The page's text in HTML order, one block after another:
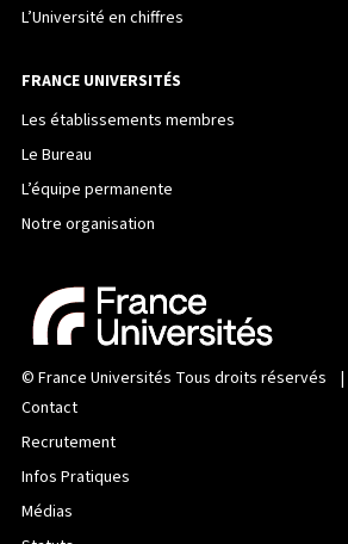
L’Université en chiffres
FRANCE UNIVERSITÉS
Les établissements membres
Le Bureau
L’équipe permanente
Notre organisation
© France Universités Tous droits réservés |
Contact
Recrutement
Infos Pratiques
Médias